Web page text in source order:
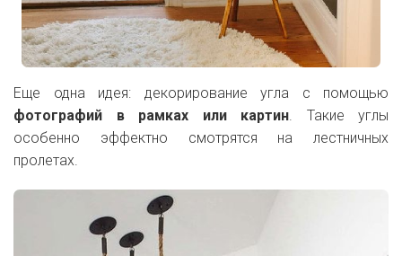
Еще одна идея: декорирование угла с помощью
фотографий в рамках или картин. Такие углы
особенно эффектно смотрятся на лестничных
пролетах.